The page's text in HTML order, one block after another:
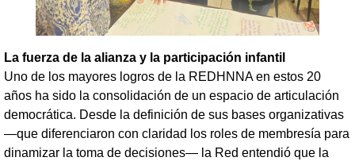
La fuerza de la alianza y la participación infantil
Uno de los mayores logros de la REDHNNA en estos 20
años ha sido la consolidación de un espacio de articulación
democrática. Desde la definición de sus bases organizativas
—que diferenciaron con claridad los roles de membresía para
dinamizar la toma de decisiones— la Red entendió que la